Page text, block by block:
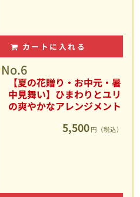
カートに入れる
No.6
【夏の花贈り・お中元・暑
中見舞い】ひまわりとユリ
の爽やかなアレンジメント
5,500 円（税込）